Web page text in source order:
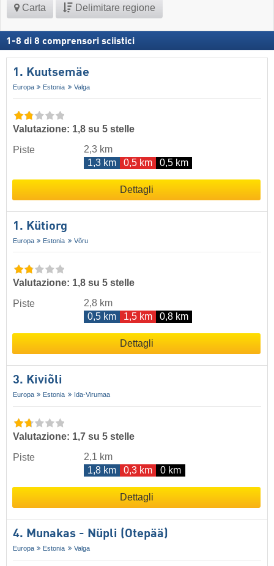
Carta Delimitare regione
1 -8 di 8 comprensori sciistici
1. Kuutsemäe
Europa Estonia Valga
Valutazione: 1,8 su 5 stelle
Piste
2,3 km
1,3 km
0,5 km 0,5 km
Dettagli
1. Kütiorg
Europa Estonia Võru
Valutazione: 1,8 su 5 stelle
Piste
2,8 km
0,5 km
1,5 km 0,8 km
Dettagli
3. Kiviõli
Europa Estonia Ida-Virumaa
Valutazione: 1,7 su 5 stelle
Piste
2,1 km
1,8 km
0,3 km 0 km
Dettagli
4. Munakas - Nüpli (Otepää)
Europa Estonia Valga